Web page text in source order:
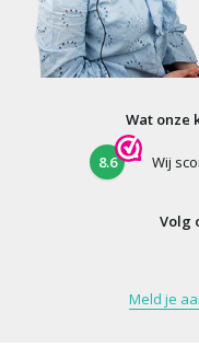
Wat onze
8.6 Wij
Volg
Meld je